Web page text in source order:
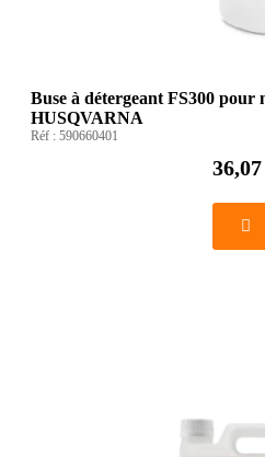
Buse à détergeant FS300 pour
HUSQVARNA
Réf : 590660401